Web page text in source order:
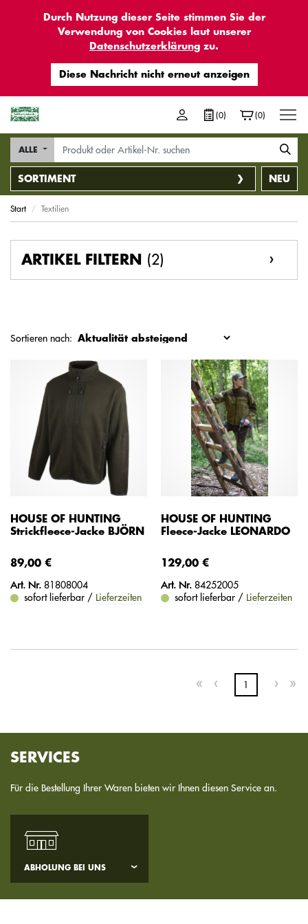
Durch Nutzung dieser Seite stimmen Sie der
Verwendung von Cookies laut unserer
Datenschutzerklärung zu.
(0) (0)
SORTIMENT
ALLE
NEU
Start Textilien
ARTIKEL FILTERN (2)
Sortieren nach:
HOUSE OF HUNTING
Strickfleece-Jacke BJÖRN
89,00 €
Art. Nr. 81808004
sofort lieferbar / Lieferzeiten
HOUSE OF HUNTING
Fleece-Jacke LEONARDO
129,00 €
Art. Nr. 84252005
sofort lieferbar / Lieferzeiten
1
SERVICES
Für die Bestellung Ihrer Waren bieten wir Ihnen diesen Service an.
ABHOLUNG BEI UNS